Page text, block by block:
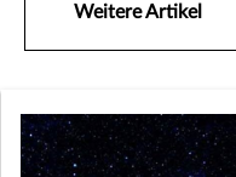
Weitere Artikel